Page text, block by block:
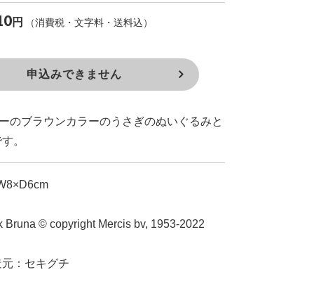
円 （消費税・文字料・送料込）
申込みできません
のブラウンカラーのうさぎのぬいぐるみと
。
Bruna © copyright Mercis bv, 1953-2022
：セキグチ